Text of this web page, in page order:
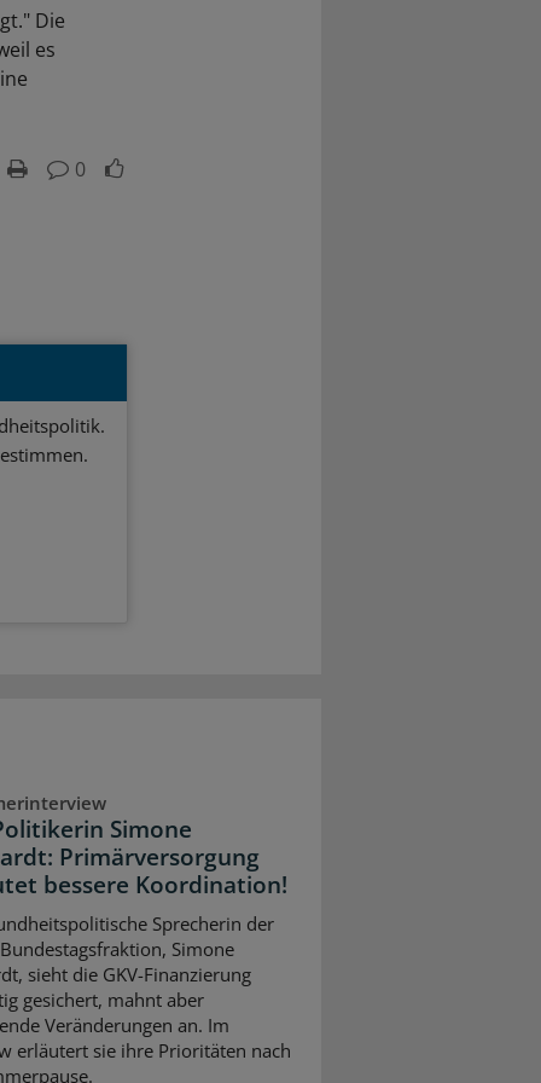
Die
es
0
Simone
Primärversorgung
bessere Koordination!
Sprecherin der
Simone
sieht die GKV-Finanzierung
gesichert, mahnt aber
Veränderungen an. Im
erläutert sie ihre Prioritäten nach